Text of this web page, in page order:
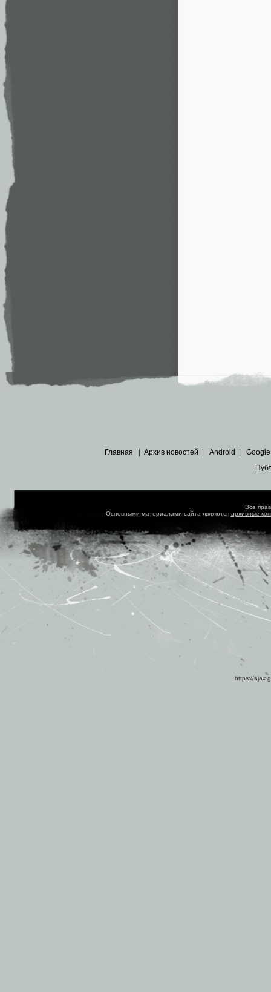
Главная Архив новостей Android Google
Все
Основными материалами сайта являются архивные
https://